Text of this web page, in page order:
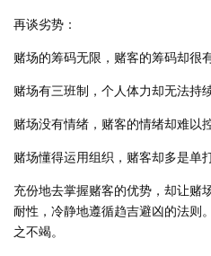
再谈劣势：
赌场的筹码无限，赌客的筹码却很有
赌场有三班制，个人体力却无法持续
赌场没有情绪，赌客的情绪却难以控
赌场懂得运用组织，赌客却多是单打
充份地去掌握赌客的优势，却让赌
耐性，冷静地遵循趋吉避凶的法则
之不竭。